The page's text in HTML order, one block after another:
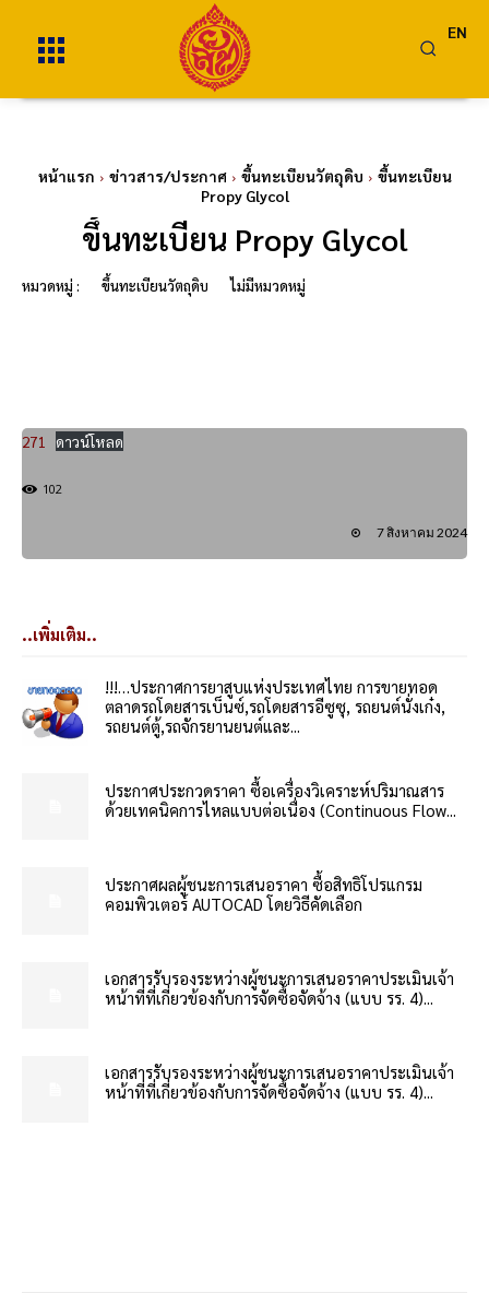
EN
หน้าแรก ข่าวสาร/ประกาศ ขึ้นทะเบียนวัตถุดิบ
ขึ้นทะเบียน
Propy Glycol
ขึ้นทะเบียน Propy Glycol
หมวดหมู่ : ขึ้นทะเบียนวัตถุดิบ ไม่มีหมวดหมู่
271 ดาวน์โหลด
102
7 สิงหาคม 2024
..เพิ่มเติม..
!!!…ประกาศการยาสูบแห่งประเทศไทย การขายทอด
ตลาดรถโดยสารเบ็นซ์,รถโดยสารอีซูซุ, รถยนต์นั่งเก๋ง,
รถยนต์ตู้,รถจักรยานยนต์และ...
ประกาศประกวดราคา ซื้อเครื่องวิเคราะห์ปริมาณสาร
ด้วยเทคนิคการไหลแบบต่อเนื่อง (Continuous Flow...
ประกาศผลผู้ชนะการเสนอราคา ซื้อสิทธิโปรแกรม
คอมพิวเตอร์ AUTOCAD โดยวิธีคัดเลือก
เอกสารรับรองระหว่างผู้ชนะการเสนอราคาประเมินเจ้า
หน้าที่ที่เกี่ยวข้องกับการจัดซื้อจัดจ้าง (แบบ รร. 4)...
เอกสารรับรองระหว่างผู้ชนะการเสนอราคาประเมินเจ้า
หน้าที่ที่เกี่ยวข้องกับการจัดซื้อจัดจ้าง (แบบ รร. 4)...